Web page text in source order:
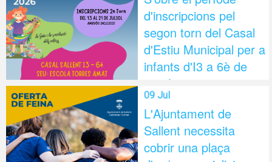
d'inscripcions pel
segon torn del Casal
d'Estiu Municipal per a
infants d'I3 a 6è de
primària
09 Jul
L'Ajuntament de
Sallent necessita
cobrir una plaça